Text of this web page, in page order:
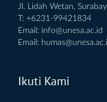
Jl. Lidah Wetan,
T: +6231-99421834
Email: info@unesa.ac.id
Email:
Ikuti Kami